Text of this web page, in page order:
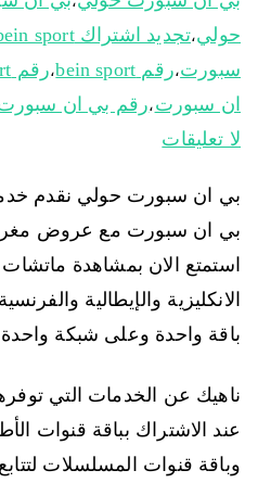
حولي،تجديد اشتراك bein sport
سبورت،رقم bein sport ،رقم bein sport الكويت
ان سبورت ،رقم بي ان سبورت
لا تعليقات
بي ان سبورت حولي نقدم
بي ان سبورت مع عروض
استمتع الان بمشاهدة ماتشات
الانكليزية والإيطالية
باقة واحدة وعلى شبكة واحدة
ناهيك عن الخدمات التي
عند الاشتراك بباقة قنوات
وباقة قنوات المسلسلات